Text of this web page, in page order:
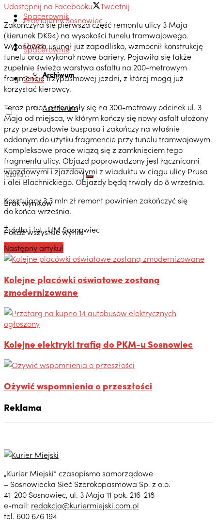
Spacerownik
O nas
Archiwum
Promujemy Sosnowiec
Spacerownik
O nas
Archiwum
Brak wyników
Pokaż wszystkie wyniki
Udostępnij na Facebooku
Tweetnij
Zakończyła się pierwsza część remontu ulicy 3 Maja
(kierunek DK94) na wysokości tunelu tramwajowego.
Wykonawca usunął już zapadlisko, wzmocnił konstrukcję
tunelu oraz wykonał nowe bariery. Pojawiła się także
zupełnie świeża warstwa asfaltu na 200-metrowym
fragmencie trzypasmowej jezdni, z której mogą już
korzystać kierowcy.
Teraz prace przeniosły się na 300-metrowy odcinek ul. 3
Maja od miejsca, w którym kończy się nowy asfalt ułożony
przy przebudowie buspasa i zakończy na właśnie
oddanym do użytku fragmencie przy tunelu tramwajowym.
Kompleksowe prace wiążą się z zamknięciem tego
fragmentu ulicy. Objazd poprowadzony jest łącznicami
wjazdowymi i zjazdowymi z wiaduktu w ciągu ulicy Prusa
i alei Blachnickiego. Objazdy będą trwały do 8 września.
Kosztujący 3,3 mln zł remont powinien zakończyć się
do końca września.
Źródło i fot.: UM Sosnowiec
Następny artykuł
Kolejne placówki oświatowe zostaną
zmodernizowane
Kolejne elektryki trafią do PKM-u Sosnowiec
Ożywić wspomnienia o przeszłości
Reklama
„Kurier Miejski” czasopismo samorządowe
– Sosnowiecka Sieć Szerokopasmowa Sp. z o.o.
41-200 Sosnowiec, ul. 3 Maja 11 pok. 216-218
e-mail: redakcja@kuriermiejski.com.pl
tel. 600 676 194